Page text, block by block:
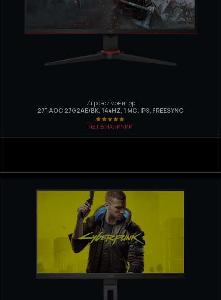
Игровой монитор
27" AOC 27G2AE/BK, 144HZ, 1 МС, IPS, FREESYNC
НЕТ В НАЛИЧИИ